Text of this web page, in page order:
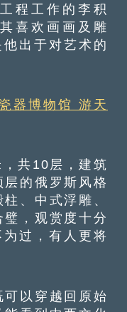
程工作的李积
喜欢画画及雕
出于对艺术的
器博物馆 游天
共10层，建筑
的俄罗斯风格
、中式浮雕、
，观赏度十分
为过，有人更将
以穿越回原始